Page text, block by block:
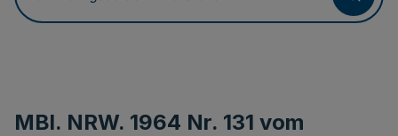
Verkündungsbereich durchsuchen
MBl. NRW. 1964 Nr. 131 vom